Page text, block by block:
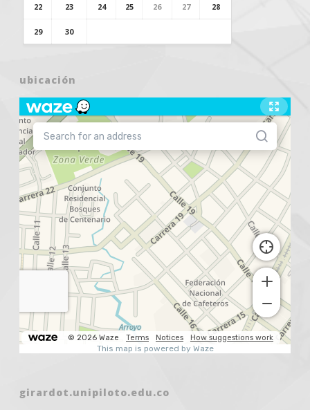
22 23 24 25 26 27 28
29 30
ubicación
girardot.unipiloto.edu.co